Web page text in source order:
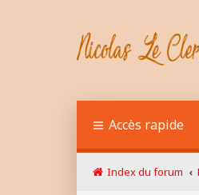
Accès rapide
Index du forum